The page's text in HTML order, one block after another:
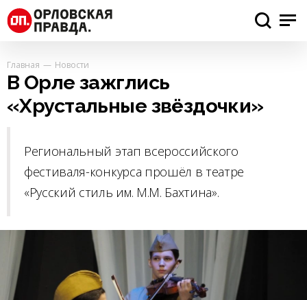
Главная Новости
В Орле зажглись
«Хрустальные звёздочки»
Региональный этап всероссийского
фестиваля-конкурса прошёл в театре
«Русский стиль им. М.М. Бахтина».